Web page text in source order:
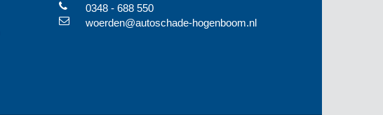
0348 - 688 550
woerden@autoschade-hogenboom.nl